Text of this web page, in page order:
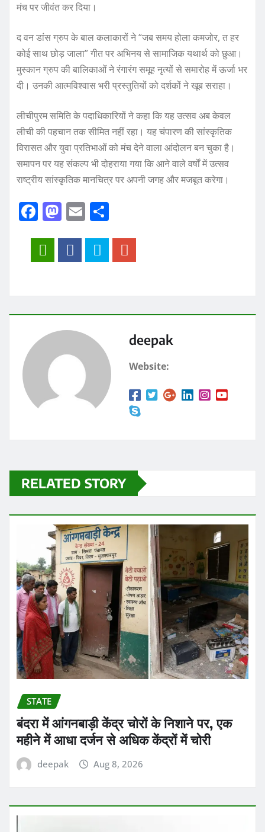
मंच पर जीवंत कर दिया।
द वन डांस ग्रुप के बाल कलाकारों ने “जब समय होला कमजोर, त हर
कोई साथ छोड़ जाला” गीत पर अभिनय से सामाजिक यथार्थ को छुआ।
मुस्कान ग्रुप की बालिकाओं ने रंगारंग समूह नृत्यों से समारोह में ऊर्जा भर
दी। उनकी आत्मविश्वास भरी प्रस्तुतियों को दर्शकों ने खूब सराहा।
लीचीपुरम समिति के पदाधिकारियों ने कहा कि यह उत्सव अब केवल
लीची की पहचान तक सीमित नहीं रहा। यह चंपारण की सांस्कृतिक
विरासत और युवा प्रतिभाओं को मंच देने वाला आंदोलन बन चुका है।
समापन पर यह संकल्प भी दोहराया गया कि आने वाले वर्षों में उत्सव
राष्ट्रीय सांस्कृतिक मानचित्र पर अपनी जगह और मजबूत करेगा।
F
c
e
k
M
st
o
n
E
ai
l re
deepak
Website:
RELATED STORY
STATE
बंदरा में आंगनबाड़ी केंद्र चोरों के निशाने पर, एक
महीने में आधा दर्जन से अधिक केंद्रों में चोरी
deepak Aug 8, 2026